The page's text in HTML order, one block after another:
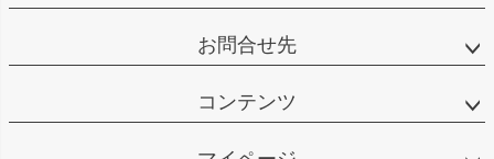
お問合せ先
コンテンツ